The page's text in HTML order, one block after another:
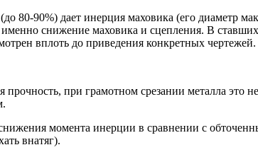
80-90%) дает инерция маховика (его диаметр
именно снижение маховика и сцепления. В
вплоть до приведения конкретных чертежей.
при грамотном срезании металла это
момента инерции в сравнении с
внатяг).